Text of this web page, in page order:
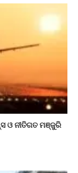
ଓ ନୀତିଗତ ମଞ୍ଜୁରି